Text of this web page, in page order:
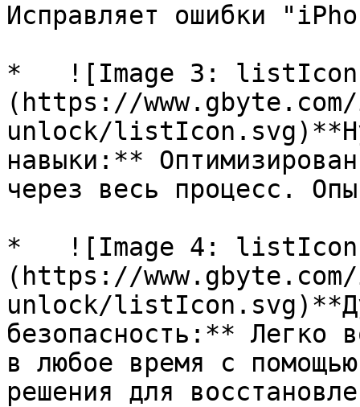
Исправляет ошибки
*   ![Image 3:
(https://
unlock/
навыки:**
через весь процесс.
*   ![Image 4:
(https://
unlock/
безопасность:** Легко
в любое время с
решения для